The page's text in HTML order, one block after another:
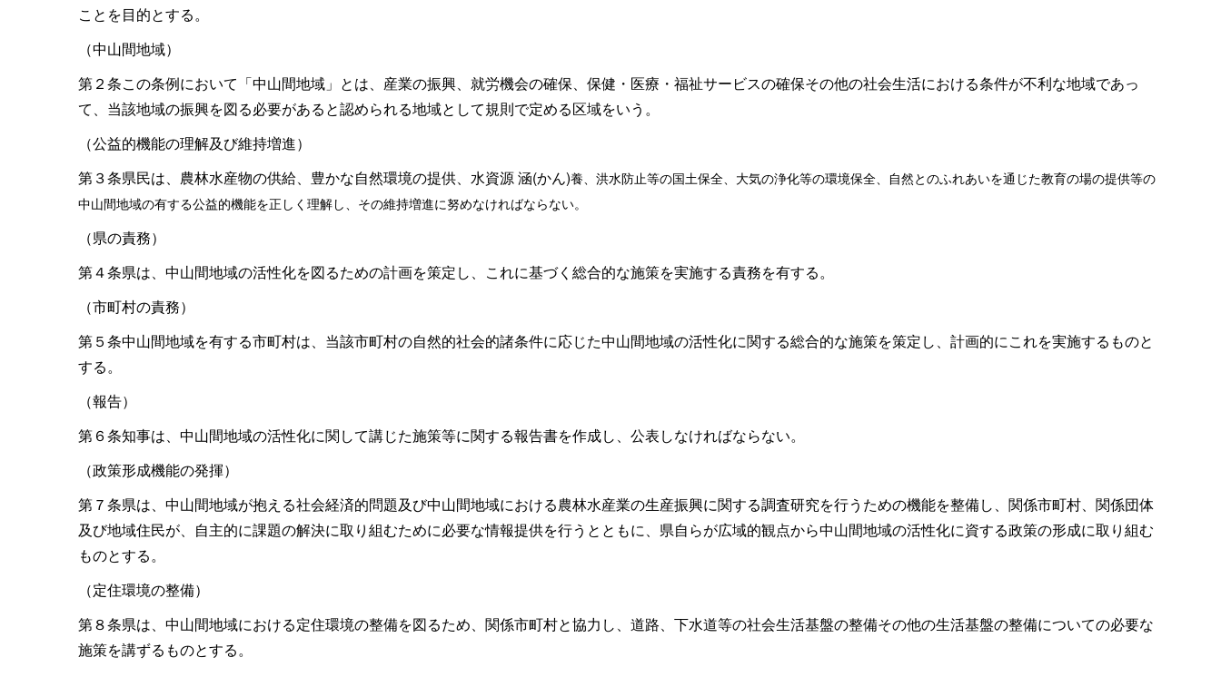
ことを目的とする。
（中山間地域）
第２条この条例において「中山間地域」とは、産業の振興、就労機会の確保、保健・医療・福祉サービスの確保その他の社会生活における条件が不利な地域であっ
て、当該地域の振興を図る必要があると認められる地域として規則で定める区域をいう。
（公益的機能の理解及び維持増進）
第３条県民は、農林水産物の供給、豊かな自然環境の提供、水資源涵(かん)養、洪水防止等の国土保全、大気の浄化等の環境保全、自然とのふれあいを通じた教育の場の提供等の
中山間地域の有する公益的機能を正しく理解し、その維持増進に努めなければならない。
（県の責務）
第４条県は、中山間地域の活性化を図るための計画を策定し、これに基づく総合的な施策を実施する責務を有する。
（市町村の責務）
第５条中山間地域を有する市町村は、当該市町村の自然的社会的諸条件に応じた中山間地域の活性化に関する総合的な施策を策定し、計画的にこれを実施するものと
する。
（報告）
第６条知事は、中山間地域の活性化に関して講じた施策等に関する報告書を作成し、公表しなければならない。
（政策形成機能の発揮）
第７条県は、中山間地域が抱える社会経済的問題及び中山間地域における農林水産業の生産振興に関する調査研究を行うための機能を整備し、関係市町村、関係団体
及び地域住民が、自主的に課題の解決に取り組むために必要な情報提供を行うとともに、県自らが広域的観点から中山間地域の活性化に資する政策の形成に取り組む
ものとする。
（定住環境の整備）
第８条県は、中山間地域における定住環境の整備を図るため、関係市町村と協力し、道路、下水道等の社会生活基盤の整備その他の生活基盤の整備についての必要な
施策を講ずるものとする。